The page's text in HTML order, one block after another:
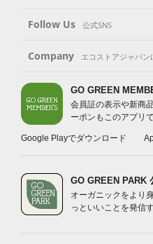
Follow Us 公式SNS
Company エコストアジャパン
GO GREEN
会員証の表示や新商
ーポンもこのアプリで
Google Playでダウンロード
GO GREEN PARK
オーガニックをより
っといいことを発信